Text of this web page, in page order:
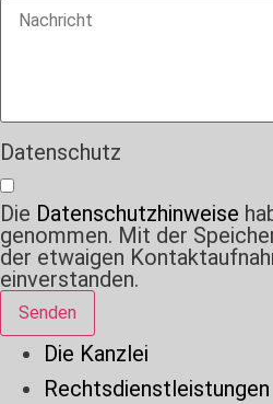
Datenschutz
Die Datenschutzhinweise
genommen. Mit der
der etwaigen
einverstanden.
Senden
Die Kanzlei
Rechtsdienstleistungen